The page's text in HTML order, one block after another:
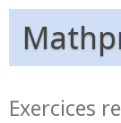
Exercices